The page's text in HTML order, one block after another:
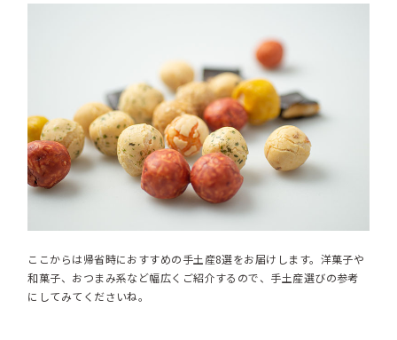
ここからは帰省時におすすめの手土産8選をお届けします。洋菓子や
和菓子、おつまみ系など幅広くご紹介するので、手土産選びの参考
にしてみてくださいね。